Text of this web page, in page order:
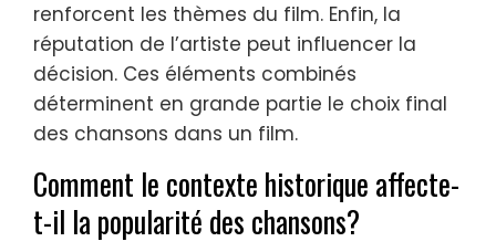
renforcent les thèmes du film. Enfin, la
réputation de l’artiste peut influencer la
décision. Ces éléments combinés
déterminent en grande partie le choix final
des chansons dans un film.
Comment le contexte historique affecte-
t-il la popularité des chansons?